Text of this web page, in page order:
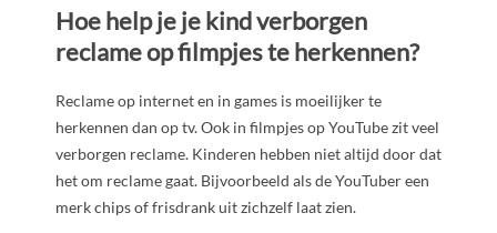
Hoe help je je kind verborgen
reclame op filmpjes te herkennen?
Reclame op internet en in games is moeilijker te
herkennen dan op tv. Ook in filmpjes op YouTube zit veel
verborgen reclame. Kinderen hebben niet altijd door dat
het om reclame gaat. Bijvoorbeeld als de YouTuber een
merk chips of frisdrank uit zichzelf laat zien.